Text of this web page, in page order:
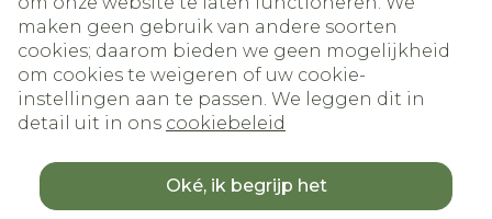
maken geen gebruik van andere soorten
cookies; daarom bieden we geen mogelijkheid
om cookies te weigeren of uw cookie-
instellingen aan te passen. We leggen dit in
detail uit in ons cookiebeleid
Oké, ik begrijp het